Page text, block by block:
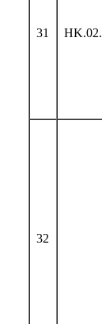
31
32